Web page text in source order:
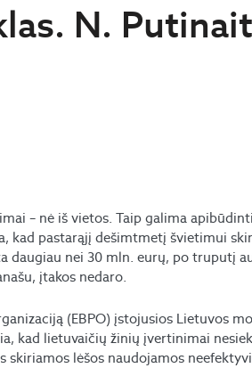
N.
– nė iš vietos. Taip galima
kad pastarąjį dešimtmetį švietimui
daugiau nei 30 mln. eurų, po truputį
įtakos nedaro.
(EBPO) įstojusios Lietuvos
kad lietuvaičių žinių įvertinimai
lėšos naudojamos